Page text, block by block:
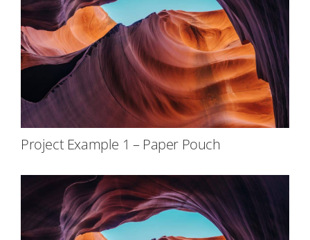
Project Example 1 – Paper Pouch